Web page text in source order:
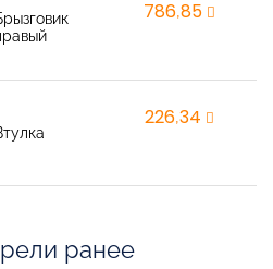
786,85
226,34
ранее